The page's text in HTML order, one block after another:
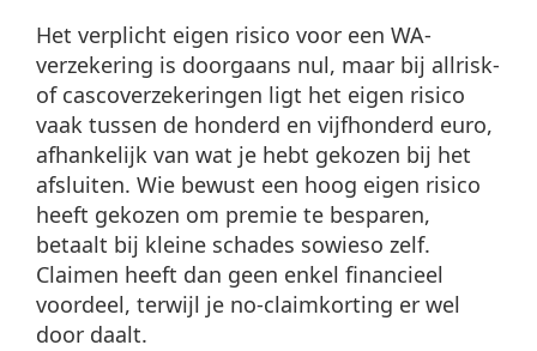
Het verplicht eigen risico voor een WA-
verzekering is doorgaans nul, maar bij allrisk-
of cascoverzekeringen ligt het eigen risico
vaak tussen de honderd en vijfhonderd euro,
afhankelijk van wat je hebt gekozen bij het
afsluiten. Wie bewust een hoog eigen risico
heeft gekozen om premie te besparen,
betaalt bij kleine schades sowieso zelf.
Claimen heeft dan geen enkel financieel
voordeel, terwijl je no-claimkorting er wel
door daalt.